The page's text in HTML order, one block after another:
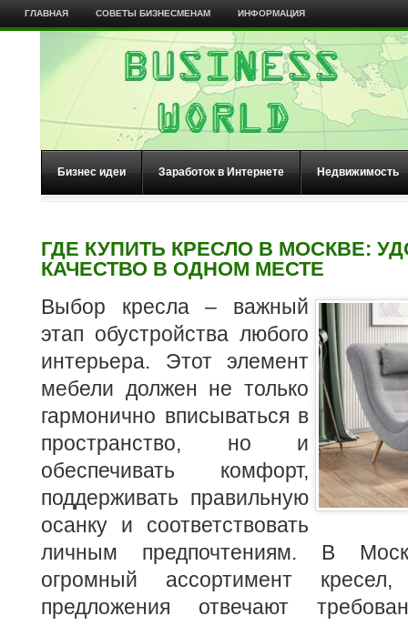
ГЛАВНАЯ СОВЕТЫ БИЗНЕСМЕНАМ ИНФОРМАЦИЯ
Бизнес идеи Заработок в Интернете Недвижимость
ГДЕ КУПИТЬ КРЕСЛО В МОСКВЕ:
КАЧЕСТВО В ОДНОМ МЕСТЕ
Выбор кресла – важный
этап обустройства любого
интерьера. Этот элемент
мебели должен не только
гармонично вписываться в
пространство, но и
обеспечивать комфорт,
поддерживать правильную
осанку и соответствовать
личным предпочтениям. В
огромный ассортимент
предложения отвечают